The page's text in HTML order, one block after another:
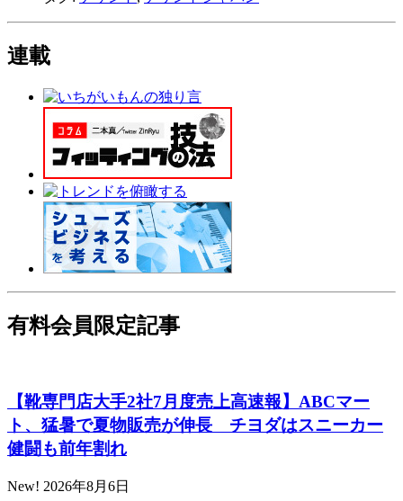
連載
有料会員限定記事
【靴専門店大手2社7月度売上高速報】ABCマー
ト、猛暑で夏物販売が伸長 チヨダはスニーカー
健闘も前年割れ
New! 2026年8月6日